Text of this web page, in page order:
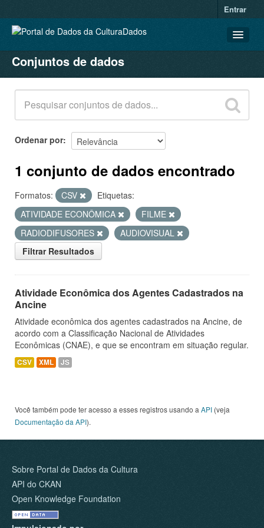
Entrar
CONJUNTOS DE DADOS
ORGANIZAÇÕES
GRUPOS
SOBRE
Conjuntos de dados
Ordenar por
1 conjunto de dados encontrado
Formatos: CSV
Etiquetas:
ATIVIDADE ECONÔMICA
FILME
RADIODIFUSORES
AUDIOVISUAL
Filtrar Resultados
Atividade Econômica dos Agentes Cadastrados na
Ancine
Atividade econômica dos agentes cadastrados na Ancine, de
acordo com a Classificação Nacional de Atividades
Econômicas (CNAE), e que se encontram em situação regular.
CSV XML JS
Você também pode ter acesso a esses registros usando a API (veja
Documentação da API).
Sobre Portal de Dados da Cultura
API do CKAN
Open Knowledge Foundation